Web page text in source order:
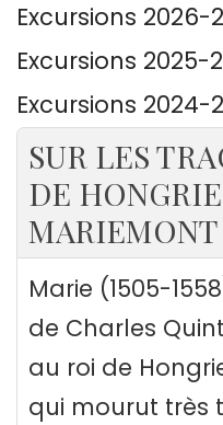
Excursions 2026-
Excursions 2025-
Excursions 2024-
SUR LES
DE
MARIEMONT
Marie (1505-
de Charles
au roi de
qui mourut très